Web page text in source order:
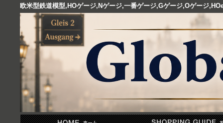
欧米型鉄道模型,HOゲージ,Nゲージ,一番ゲージ,Gゲージ,Oゲージ